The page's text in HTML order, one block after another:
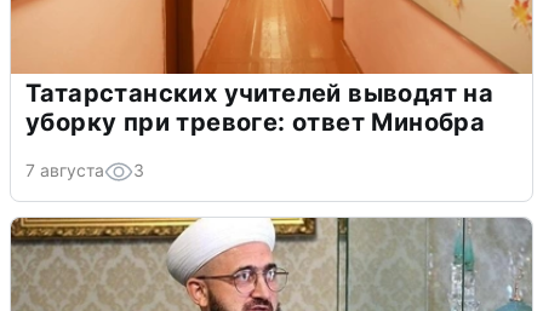
Татарстанских учителей выводят на
уборку при тревоге: ответ Минобра
7 августа 3